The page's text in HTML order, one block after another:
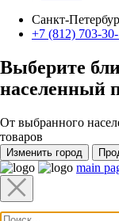
Санкт-
+7 (812) 703-
Выберите
населенный
От выбранного
товаров
Изменить город
main